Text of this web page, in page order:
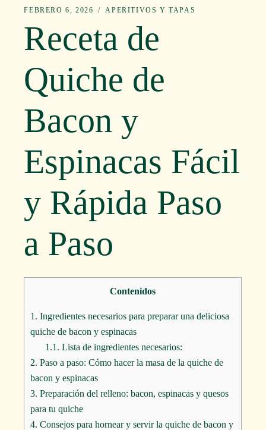
FEBRERO 6, 2026 APERITIVOS Y TAPAS
Receta de
Quiche de
Bacon y
Espinacas Fácil
y Rápida Paso
a Paso
Contenidos
1. Ingredientes necesarios para preparar una deliciosa
quiche de bacon y espinacas
1.1. Lista de ingredientes necesarios:
2. Paso a paso: Cómo hacer la masa de la quiche de
bacon y espinacas
3. Preparación del relleno: bacon, espinacas y quesos
para tu quiche
4. Consejos para hornear y servir la quiche de bacon y